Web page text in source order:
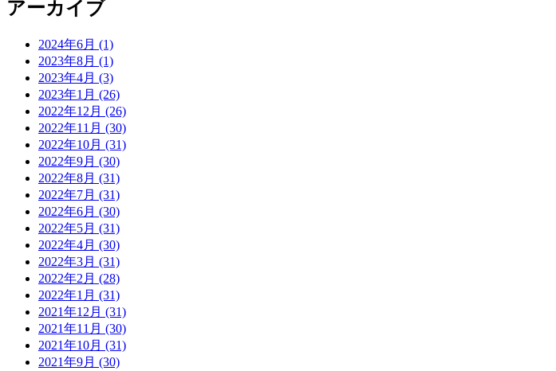
アーカイブ
2024年6月 (1)
2023年8月 (1)
2023年4月 (3)
2023年1月 (26)
2022年12月 (26)
2022年11月 (30)
2022年10月 (31)
2022年9月 (30)
2022年8月 (31)
2022年7月 (31)
2022年6月 (30)
2022年5月 (31)
2022年4月 (30)
2022年3月 (31)
2022年2月 (28)
2022年1月 (31)
2021年12月 (31)
2021年11月 (30)
2021年10月 (31)
2021年9月 (30)